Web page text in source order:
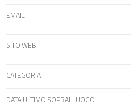
EMAIL
SITO WEB
CATEGORIA
DATA ULTIMO SOPRALLUOGO